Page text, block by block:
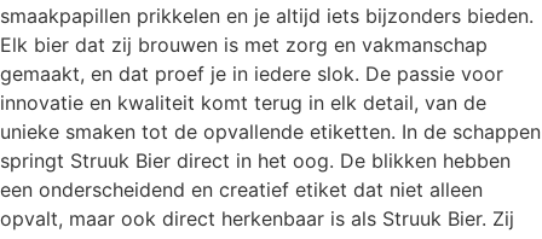
smaakpapillen prikkelen en je altijd iets bijzonders bieden.
Elk bier dat zij brouwen is met zorg en vakmanschap
gemaakt, en dat proef je in iedere slok. De passie voor
innovatie en kwaliteit komt terug in elk detail, van de
unieke smaken tot de opvallende etiketten. In de schappen
springt Struuk Bier direct in het oog. De blikken hebben
een onderscheidend en creatief etiket dat niet alleen
opvalt, maar ook direct herkenbaar is als Struuk Bier. Zij